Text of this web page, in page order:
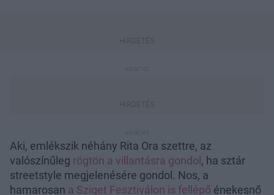
Aki, emlékszik néhány Rita Ora szettre, az
valószínűleg rögtön a villantásra gondol , ha sztár
streetstyle megjelenésére gondol. Nos, a
hamarosan a Sziget Fesztiválon is fellépő énekesnő